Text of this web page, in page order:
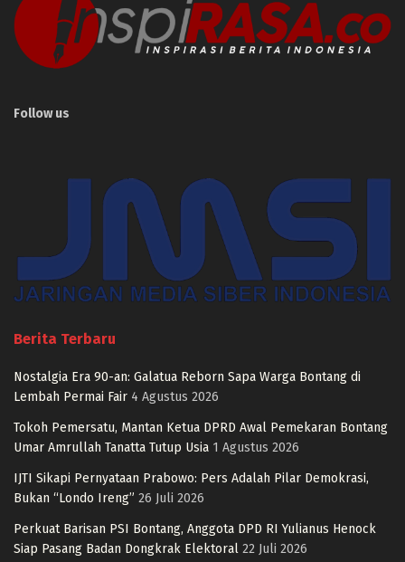
Follow us
Berita Terbaru
Nostalgia Era 90-an: Galatua Reborn Sapa Warga Bontang di
Lembah Permai Fair 4 Agustus 2026
Tokoh Pemersatu, Mantan Ketua DPRD Awal Pemekaran Bontang
Umar Amrullah Tanatta Tutup Usia 1 Agustus 2026
IJTI Sikapi Pernyataan Prabowo: Pers Adalah Pilar Demokrasi,
Bukan “Londo Ireng” 26 Juli 2026
Perkuat Barisan PSI Bontang, Anggota DPD RI Yulianus Henock
Siap Pasang Badan Dongkrak Elektoral 22 Juli 2026